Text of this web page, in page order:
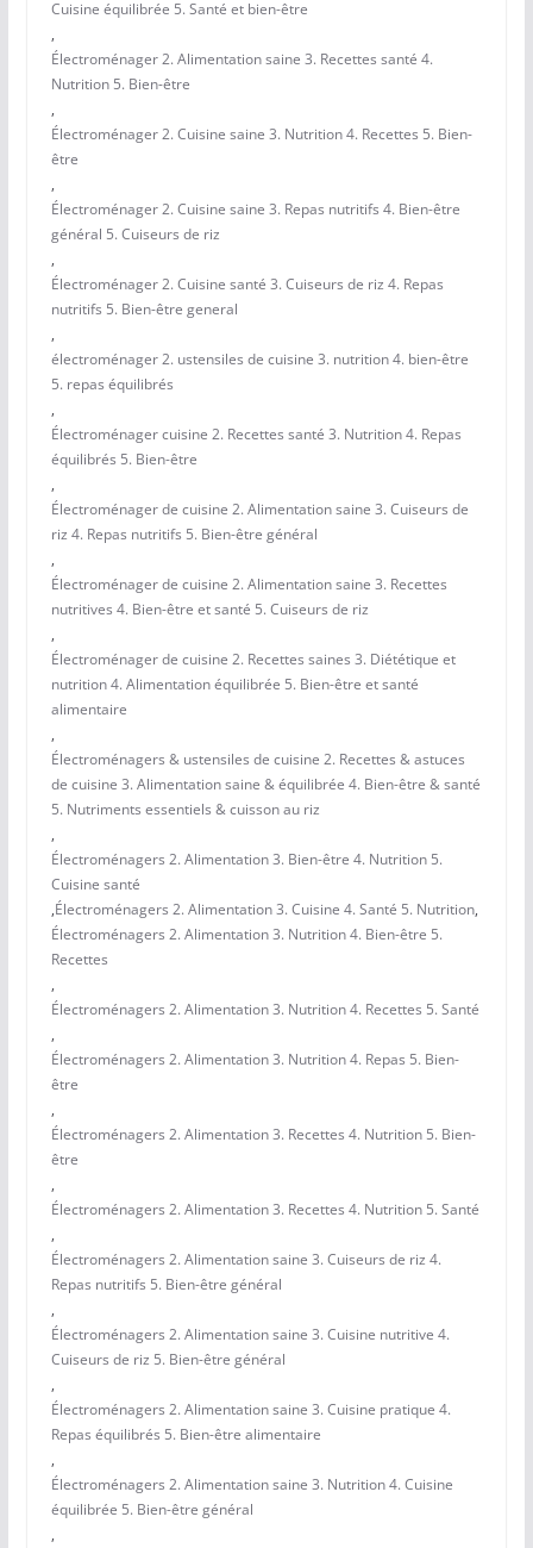
Cuisine équilibrée 5. Santé et bien-être
,
Électroménager 2. Alimentation saine 3. Recettes santé 4.
Nutrition 5. Bien-être
,
Électroménager 2. Cuisine saine 3. Nutrition 4. Recettes 5. Bien-
être
,
Électroménager 2. Cuisine saine 3. Repas nutritifs 4. Bien-être
général 5. Cuiseurs de riz
,
Électroménager 2. Cuisine santé 3. Cuiseurs de riz 4. Repas
nutritifs 5. Bien-être general
,
électroménager 2. ustensiles de cuisine 3. nutrition 4. bien-être
5. repas équilibrés
,
Électroménager cuisine 2. Recettes santé 3. Nutrition 4. Repas
équilibrés 5. Bien-être
,
Électroménager de cuisine 2. Alimentation saine 3. Cuiseurs de
riz 4. Repas nutritifs 5. Bien-être général
,
Électroménager de cuisine 2. Alimentation saine 3. Recettes
nutritives 4. Bien-être et santé 5. Cuiseurs de riz
,
Électroménager de cuisine 2. Recettes saines 3. Diététique et
nutrition 4. Alimentation équilibrée 5. Bien-être et santé
alimentaire
,
Électroménagers & ustensiles de cuisine 2. Recettes & astuces
de cuisine 3. Alimentation saine & équilibrée 4. Bien-être & santé
5. Nutriments essentiels & cuisson au riz
,
Électroménagers 2. Alimentation 3. Bien-être 4. Nutrition 5.
Cuisine santé
,Électroménagers 2. Alimentation 3. Cuisine 4. Santé 5. Nutrition,
Électroménagers 2. Alimentation 3. Nutrition 4. Bien-être 5.
Recettes
,
Électroménagers 2. Alimentation 3. Nutrition 4. Recettes 5. Santé
,
Électroménagers 2. Alimentation 3. Nutrition 4. Repas 5. Bien-
être
,
Électroménagers 2. Alimentation 3. Recettes 4. Nutrition 5. Bien-
être
,
Électroménagers 2. Alimentation 3. Recettes 4. Nutrition 5. Santé
,
Électroménagers 2. Alimentation saine 3. Cuiseurs de riz 4.
Repas nutritifs 5. Bien-être général
,
Électroménagers 2. Alimentation saine 3. Cuisine nutritive 4.
Cuiseurs de riz 5. Bien-être général
,
Électroménagers 2. Alimentation saine 3. Cuisine pratique 4.
Repas équilibrés 5. Bien-être alimentaire
,
Électroménagers 2. Alimentation saine 3. Nutrition 4. Cuisine
équilibrée 5. Bien-être général
,